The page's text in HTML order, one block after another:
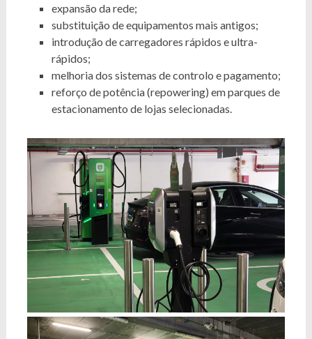
expansão da rede;
substituição de equipamentos mais antigos;
introdução de carregadores rápidos e ultra-
rápidos;
melhoria dos sistemas de controlo e pagamento;
reforço de potência (repowering) em parques de
estacionamento de lojas selecionadas.